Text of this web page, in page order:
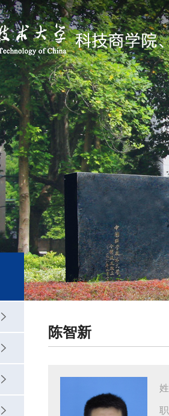
陈智新